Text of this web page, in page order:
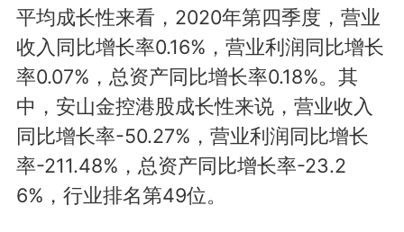
平均成长性来看，2020年第四季度，营业
收入同比增长率0.16%，营业利润同比增长
率0.07%，总资产同比增长率0.18%。其
中，安山金控港股成长性来说，营业收入
同比增长率-50.27%，营业利润同比增长
率-211.48%，总资产同比增长率-23.2
6%，行业排名第49位。